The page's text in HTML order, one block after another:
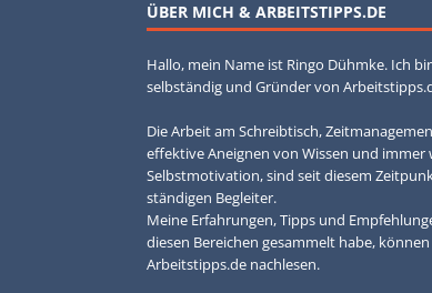
ÜBER MICH & ARBEITSTIPPS.DE
Hallo, mein Name ist Ringo Dühmke. Ich
selbständig und Gründer von
Die Arbeit am Schreibtisch,
effektive Aneignen von Wissen und immer
Selbstmotivation, sind seit diesem
ständigen Begleiter.
Meine Erfahrungen, Tipps und
diesen Bereichen gesammelt habe, können
Arbeitstipps.de nachlesen.